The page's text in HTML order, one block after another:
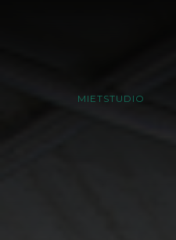
MIETSTUDIO